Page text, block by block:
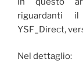
riguardanti
YSF_Direct,
Nel dettaglio: